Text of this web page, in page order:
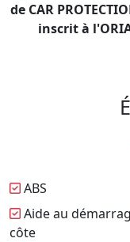
de CAR
inscrit à
ABS
Aide au
côte